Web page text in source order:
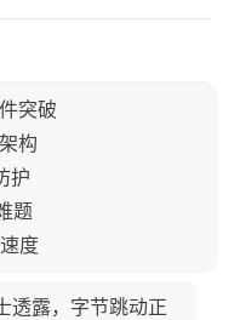
突破
构
护
题
度
透露，字节跳动正